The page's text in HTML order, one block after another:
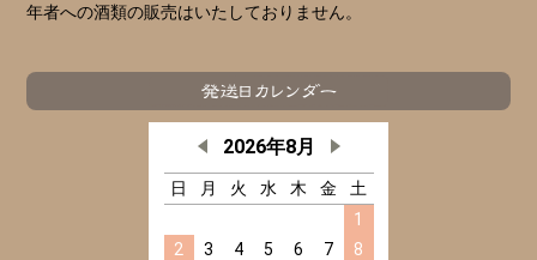
年者への酒類の販売はいたしておりません。
2026年8月
日 月 火 水 木 金
土
1
2
3 4 5 6 7
8